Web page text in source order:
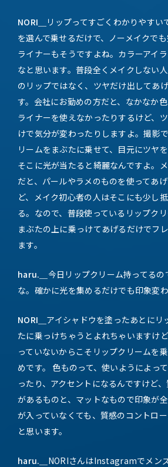
NORI＿
リップってすごくわかりやすい
を選んで乗せるだけで、ノーメイクで
ライナーもそうですよね。カラーアイ
なと思います。普段全くメイクしない
のリップではなく、ツヤだけ出してあ
す。会社にお勤めの方だと、なかなか
ライナーを使えなかったりするけど、
けで気分が変わったりしますよ。撮影
リームをまぶたに乗せて、目元にツヤ
そこに光が当たると綺麗なんですよ。
だと、パールやラメのものを使ってあ
ど、メイク初心者の人はそこにも少し
る。なので、普段使っているリップク
まぶたの上に乗っけてあげるだけでフ
ます。
haru.＿ 今日リップクリーム持ってるの
な。確かに光を集めるだけでも印象変わ
NORI＿ アイシャドウを塗ったあとにリ
たに乗っけちゃうとよれちゃいますけ
っていないからこそリップクリームを
めです。 色ものって、使いようによっ
ったり、アクセントになるんですけど
があるものと、マットなもので印象が
が入っていなくても、質感のコントロ
と思います。
haru.＿ NORIさんはInstagramでメン